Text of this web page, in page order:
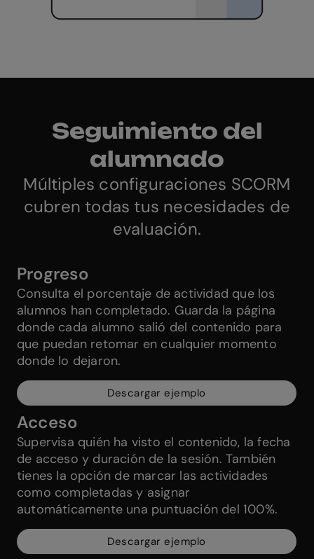
Seguimiento del
alumnado
Múltiples configuraciones SCORM
cubren todas tus necesidades de
evaluación.
Progreso
Consulta el porcentaje de actividad que los
alumnos han completado. Guarda la página
donde cada alumno salió del contenido para
que puedan retomar en cualquier momento
donde lo dejaron.
Descargar ejemplo
Acceso
Supervisa quién ha visto el contenido, la fecha
de acceso y duración de la sesión. También
tienes la opción de marcar las actividades
como completadas y asignar
automáticamente una puntuación del 100%.
Descargar ejemplo